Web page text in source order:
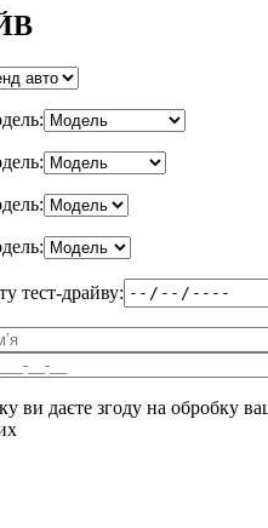
тест-драйву:
ви даєте згоду на обробку